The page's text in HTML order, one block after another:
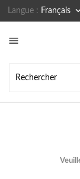
Langue : Français
